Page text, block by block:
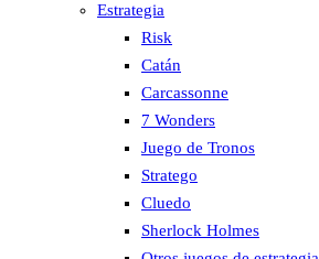
Estrategia
Risk
Catán
Carcassonne
7 Wonders
Juego de Tronos
Stratego
Cluedo
Sherlock Holmes